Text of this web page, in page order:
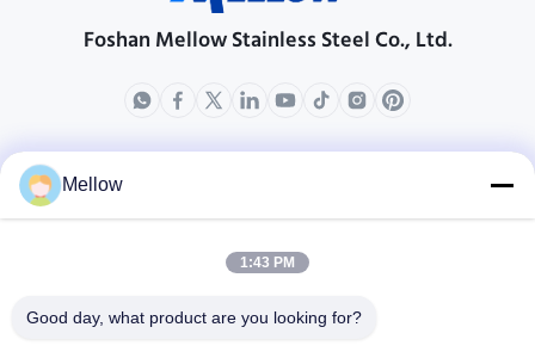
Foshan Mellow Stainless Steel Co., Ltd.
produits
Profil d'entreprise
Visite d'usine
Cas
Mellow
1:43 PM
Good day, what product are you looking for?